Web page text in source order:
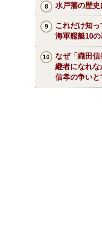
水戸藩の歴
これだけ知
海軍艦艇10
なぜ「織田
継者になれ
信孝の争いと